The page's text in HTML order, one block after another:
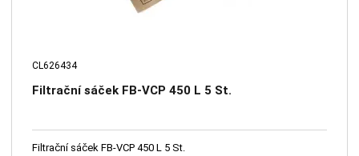
CL626434
Filtrační sáček FB-VCP 450 L 5 St.
Filtrační sáček FB-VCP 450 L 5 St.